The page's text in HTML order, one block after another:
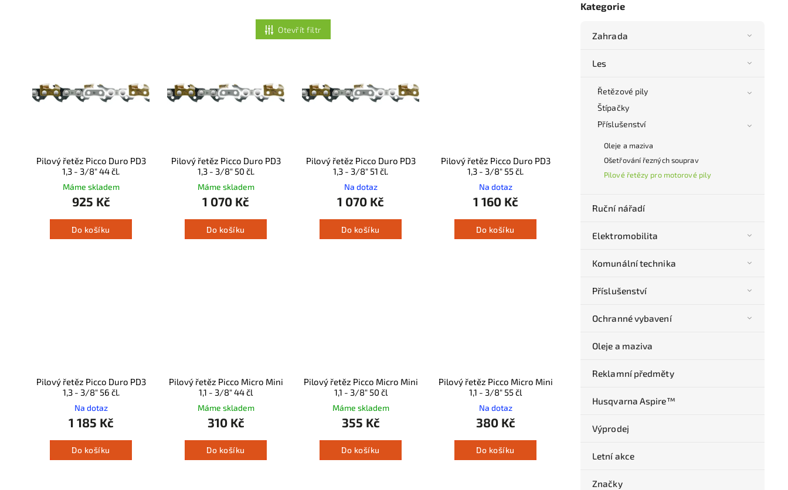
Kategorie
Zahrada
Les
Řetězové pily
Štípačky
Příslušenství
Oleje a maziva
Ošetřování řezných souprav
Pilové řetězy pro motorové pily
Ruční nářadí
Elektromobilita
Komunální technika
Příslušenství
Ochranné vybavení
Oleje a maziva
Reklamní předměty
Husqvarna Aspire™
Výprodej
Letní akce
Značky
Otevřít filtr
Pilový řetěz Picco Duro PD3
1,3 - 3/8" 44 čl.
Máme skladem
925 Kč
Do košíku
Pilový řetěz Picco Duro PD3
1,3 - 3/8" 50 čl.
Máme skladem
1 070 Kč
Do košíku
Pilový řetěz Picco Duro PD3
1,3 - 3/8" 51 čl.
Na dotaz
1 070 Kč
Do košíku
Pilový řetěz Picco Duro PD3
1,3 - 3/8" 55 čl.
Na dotaz
1 160 Kč
Do košíku
Pilový řetěz Picco Duro PD3
1,3 - 3/8" 56 čl.
Na dotaz
1 185 Kč
Do košíku
Pilový řetěz Picco Micro Mini
1,1 - 3/8" 44 čl
Máme skladem
310 Kč
Do košíku
Pilový řetěz Picco Micro Mini
1,1 - 3/8" 50 čl
Máme skladem
355 Kč
Do košíku
Pilový řetěz Picco Micro Mini
1,1 - 3/8" 55 čl
Na dotaz
380 Kč
Do košíku